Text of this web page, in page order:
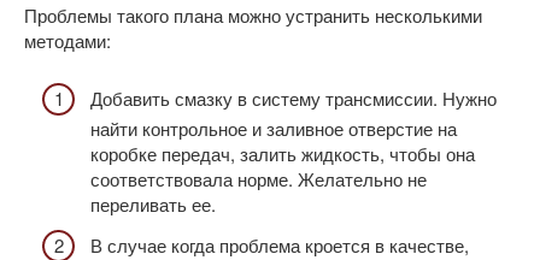
Проблемы такого плана можно устранить несколькими
методами:
Добавить смазку в систему трансмиссии. Нужно
найти контрольное и заливное отверстие на
коробке передач, залить жидкость, чтобы она
соответствовала норме. Желательно не
переливать ее.
В случае когда проблема кроется в качестве,